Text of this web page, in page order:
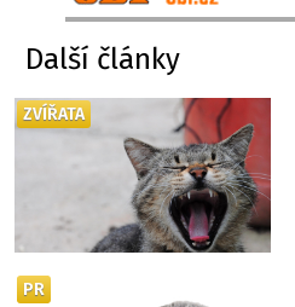
Další články
ZVÍŘATA
PR